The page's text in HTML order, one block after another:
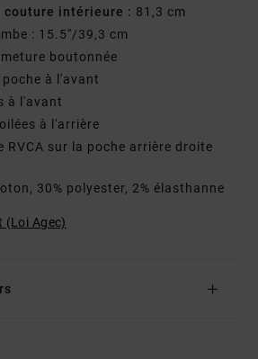
couture intérieure : 81,3 cm
: 15.5''/39,3 cm
boutonnée
à l'avant
à l'avant
à l'arrière
RVCA sur la poche arrière droite
30% polyester, 2% élasthanne
(Loi Agec)